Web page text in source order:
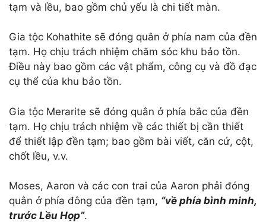
tạm và lều, bao gồm chủ yếu là chi tiết màn.
Gia tộc Kohathite sẽ đóng quân ở phía nam của đền
tạm. Họ chịu trách nhiệm chăm sóc khu bảo tồn.
Điều này bao gồm các vật phẩm, công cụ và đồ đạc
cụ thể của khu bảo tồn.
Gia tộc Merarite sẽ đóng quân ở phía bắc của đền
tạm. Họ chịu trách nhiệm về các thiết bị cần thiết
để thiết lập đền tạm; bao gồm bài viết, căn cứ, cột,
chốt lều, v.v.
Moses, Aaron và các con trai của Aaron phải đóng
quân ở phía đông của đền tạm, “về phía bình minh,
trước Lều Họp”.